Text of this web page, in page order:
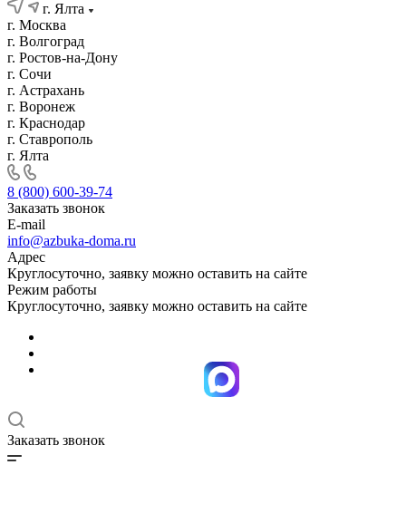
г. Ялта
г. Москва
г. Волгоград
г. Ростов-на-Дону
г. Сочи
г. Астрахань
г. Воронеж
г. Краснодар
г. Ставрополь
г. Ялта
8 (800) 600-39-74
Заказать звонок
E-mail
info@azbuka-doma.ru
Адрес
Круглосуточно, заявку можно оставить на сайте
Режим работы
Круглосуточно, заявку можно оставить на сайте
Заказать звонок